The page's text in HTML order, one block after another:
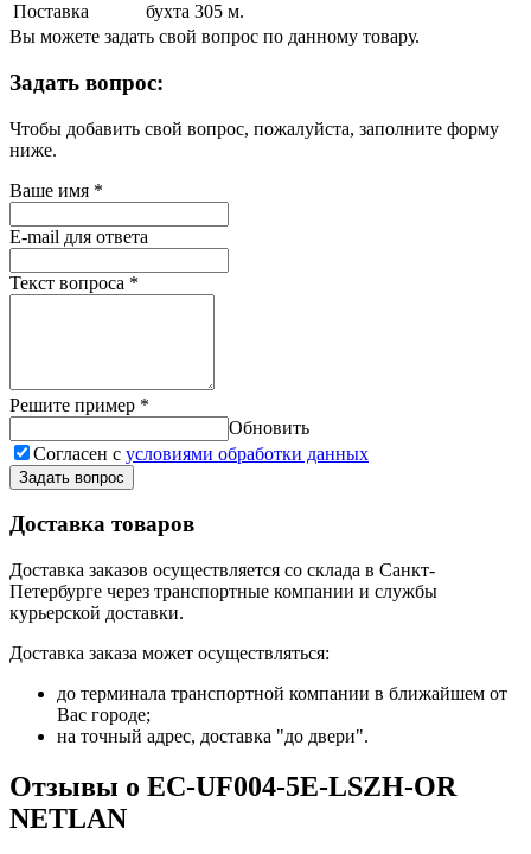
Поставка
бухта 305 м.
Вы можете задать свой вопрос по данному товару.
Задать вопрос:
Чтобы добавить свой вопрос, пожалуйста, заполните форму
ниже.
Ваше имя *
E-mail для ответа
Текст вопроса *
Решите пример *
Обновить
Согласен с условиями обработки данных
Задать вопрос
Доставка товаров
Доставка заказов осуществляется со склада в Санкт-
Петербурге через транспортные компании и службы
курьерской доставки.
Доставка заказа может осуществляться:
до терминала транспортной компании в ближайшем от
Вас городе;
на точный адрес, доставка "до двери".
Отзывы о EC-UF004-5E-LSZH-OR
NETLAN